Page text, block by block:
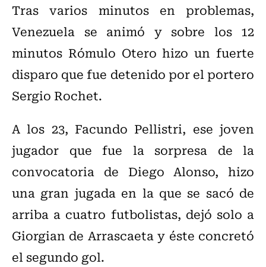
Tras varios minutos en problemas,
Venezuela se animó y sobre los 12
minutos Rómulo Otero hizo un fuerte
disparo que fue detenido por el portero
Sergio Rochet.
A los 23, Facundo Pellistri, ese joven
jugador que fue la sorpresa de la
convocatoria de Diego Alonso, hizo
una gran jugada en la que se sacó de
arriba a cuatro futbolistas, dejó solo a
Giorgian de Arrascaeta y éste concretó
el segundo gol.